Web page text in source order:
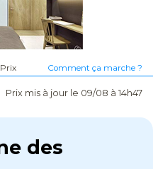
Prix Comment ça marche ?
Prix mis à jour le 09/08 à 14h47
des